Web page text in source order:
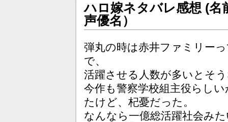
ハロ嫁ネタバレ感想 (名
声優名）
弾丸の時は赤井ファミリー
で、
活躍させる人数が多いとそ
今作も警察学校組主役らし
たけど、杞憂だった。
なんなら一億総活躍社会み